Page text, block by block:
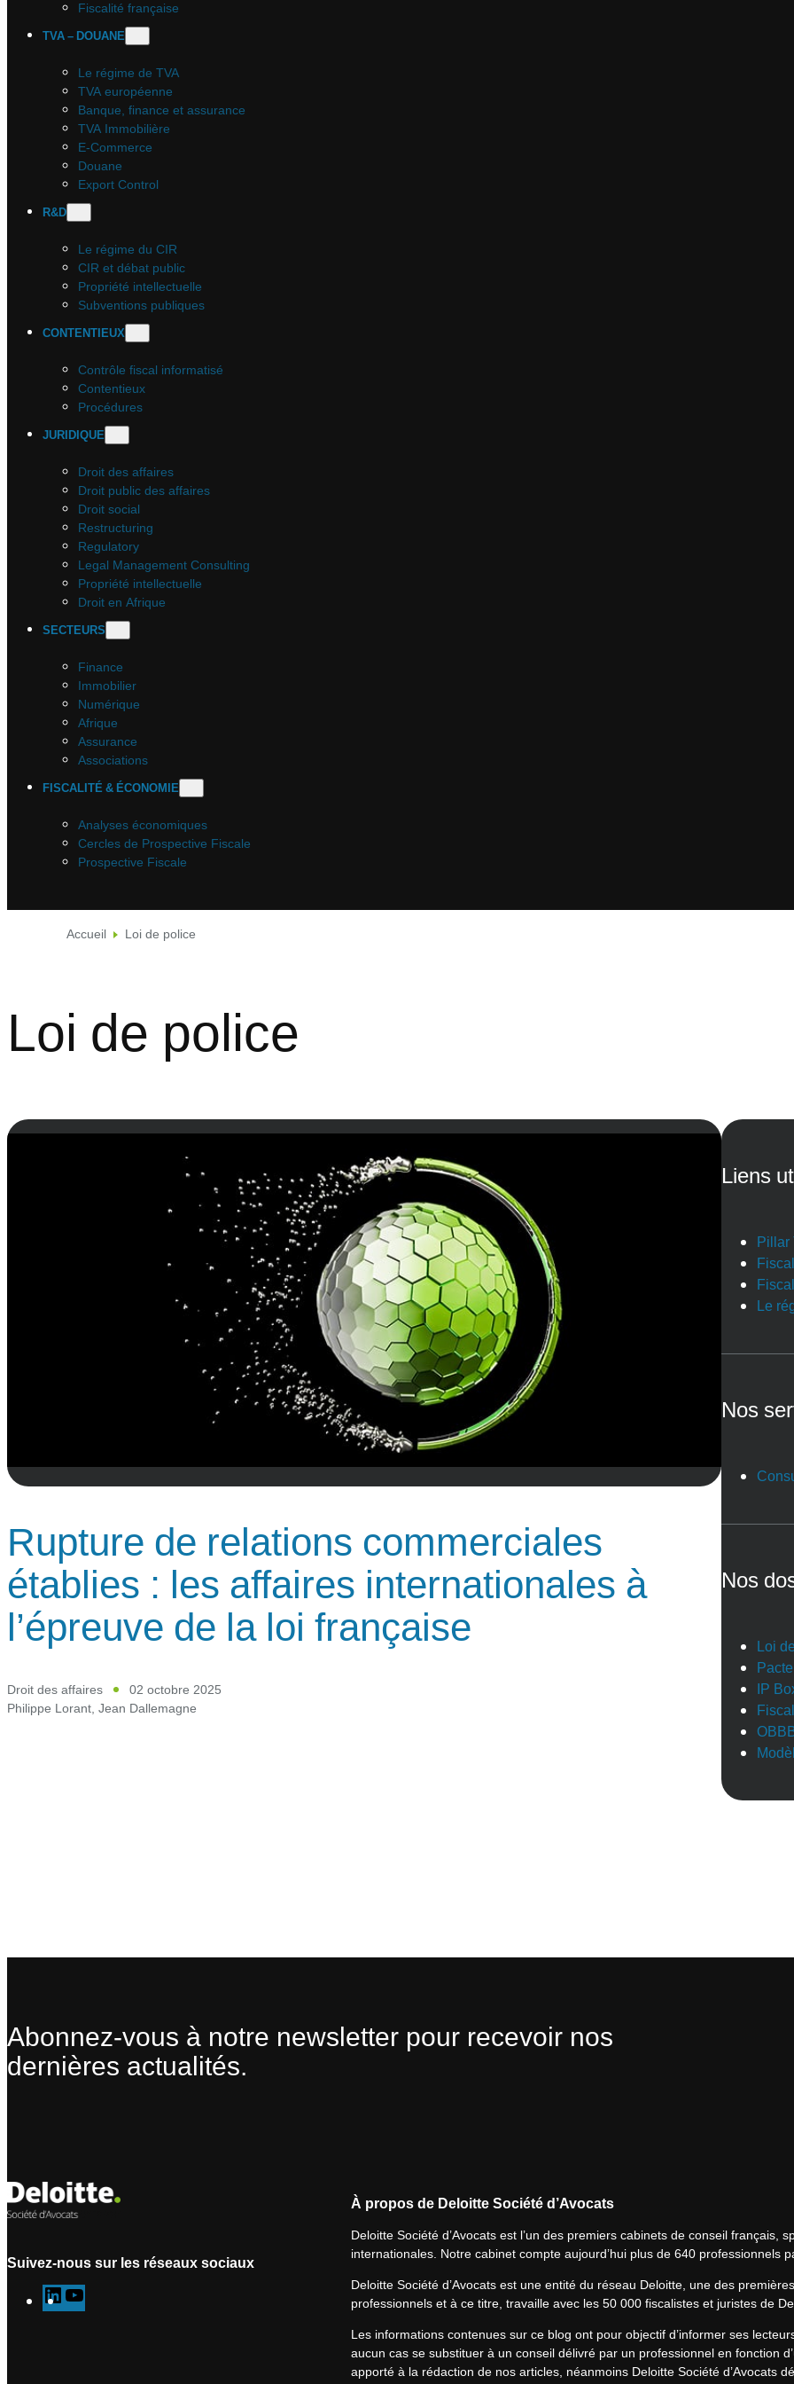
Fiscalité française
TVA – DOUANE
Le régime de TVA
TVA européenne
Banque, finance et assurance
TVA Immobilière
E-Commerce
Douane
Export Control
R&D
Le régime du CIR
CIR et débat public
Propriété intellectuelle
Subventions publiques
CONTENTIEUX
Contrôle fiscal informatisé
Contentieux
Procédures
JURIDIQUE
Droit des affaires
Droit public des affaires
Droit social
Restructuring
Regulatory
Legal Management Consulting
Propriété intellectuelle
Droit en Afrique
SECTEURS
Finance
Immobilier
Numérique
Afrique
Assurance
Associations
FISCALITÉ & ÉCONOMIE
Analyses économiques
Cercles de Prospective Fiscale
Prospective Fiscale
Accueil Loi de police
Loi de police
Rupture de relations commerciales
établies : les affaires internationales à
l’épreuve de la loi française
Droit des affaires
02 octobre 2025
Philippe Lorant, Jean Dallemagne
Liens
Pillar
Le
Nos
Nos
Loi
IP
Abonnez-vous à notre newsletter pour recevoir nos
dernières actualités.
Suivez-nous sur les réseaux sociaux
L
i
o
À propos de Deloitte Société d’Avocats
Deloitte Société d’Avocats est l’un des premiers cabinets de conseil français,
internationales. Notre cabinet compte aujourd’hui plus de 640 professionnels
Deloitte Société d’Avocats est une entité du réseau Deloitte, une des
professionnels et à ce titre, travaille avec les 50 000 fiscalistes et juristes de
Les informations contenues sur ce blog ont pour objectif d’informer ses
aucun cas se substituer à un conseil délivré par un professionnel en fonction
apporté à la rédaction de nos articles, néanmoins Deloitte Société d’Avocats